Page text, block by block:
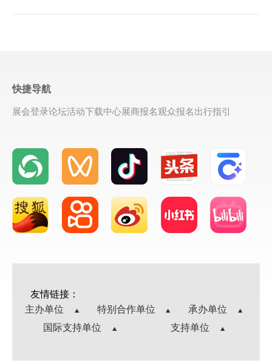
快捷导航
展会登录论坛活动下载中心展商报名观众报名出行指引
友情链接：
主办单位
特别合作单位
承办单位
国际支持单位
支持单位